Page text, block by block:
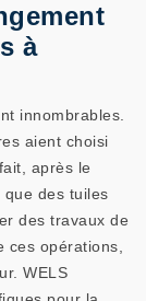
à
innombrables.
aient choisi
après le
des tuiles
des travaux de
ces opérations,
WELS